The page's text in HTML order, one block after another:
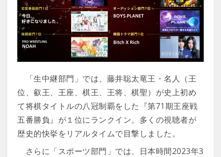
「生中継部門」では、藤井聡太竜王・名人（王
位、叡王、王座、棋王、王将、棋聖）が史上初め
て将棋タイトルの八冠制覇をした『第71期王座戦
五番勝負』が１位にランクイン。多くの視聴者が
歴史的快挙をリアルタイムで目撃しました。
さらに「スポーツ部門」では、日本時間2023年3